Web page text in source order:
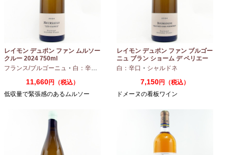
レイモン デュポン ファン ムルソー
クルー 2024 750ml
フランス/ブルゴーニュ ・ 白：辛口 シャルドネ
11,660円（税込）
低収量で緊張感のあるムルソー
レイモン デュポン ファン ブルゴー
ニュ ブラン ショーム デ ペリエー
ル 2024 750ml
白：辛口 ・ シャルドネ
7,150円（税込）
ドメーヌの看板ワイン